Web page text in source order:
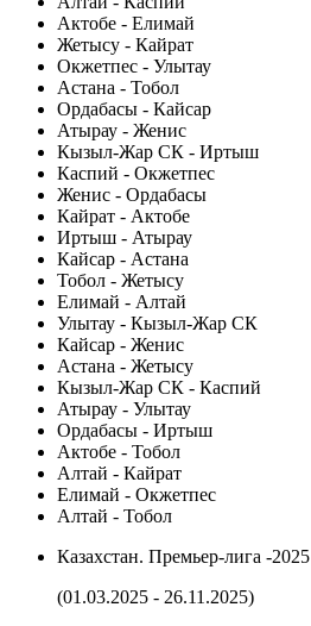
Актобе - Елимай
Жетысу - Кайрат
Окжетпес - Улытау
Астана - Тобол
Ордабасы - Кайсар
Атырау - Женис
Кызыл-Жар СК - Иртыш
Каспий - Окжетпес
Женис - Ордабасы
Кайрат - Актобе
Иртыш - Атырау
Кайсар - Астана
Тобол - Жетысу
Елимай - Алтай
Улытау - Кызыл-Жар СК
Кайсар - Женис
Астана - Жетысу
Кызыл-Жар СК - Каспий
Атырау - Улытау
Ордабасы - Иртыш
Актобе - Тобол
Алтай - Кайрат
Елимай - Окжетпес
Алтай - Тобол
Казахстан. Премьер-лига -2025
(01.03.2025 - 26.11.2025)